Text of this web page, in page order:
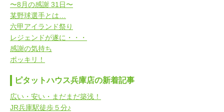
〜8月の感謝 31日〜
某野球選手とは…
六甲アイランド祭り
レジェンドが遂に・・・
感謝の気持ち
ポッキリ！
ピタットハウス兵庫店の新着記事
広い・安い・まだまだ築浅！
JR兵庫駅徒歩５分♪